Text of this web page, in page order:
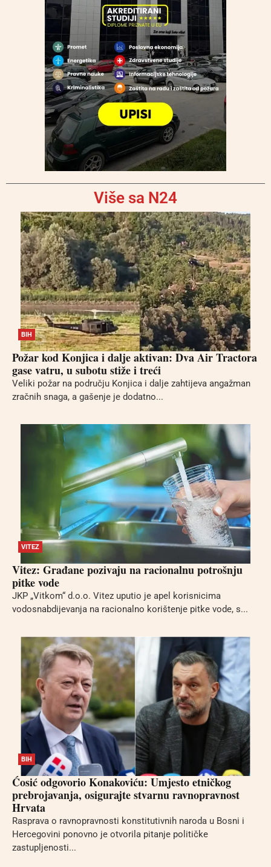
Više sa N24
BIH
Požar kod Konjica i dalje aktivan: Dva Air Tractora
gase vatru, u subotu stiže i treći
Veliki požar na području Konjica i dalje zahtijeva angažman
zračnih snaga, a gašenje je dodatno...
VITEZ
Vitez: Građane pozivaju na racionalnu potrošnju
pitke vode
JKP „Vitkom“ d.o.o. Vitez uputio je apel korisnicima
vodosnabdijevanja na racionalno korištenje pitke vode, s...
BIH
Ćosić odgovorio Konakoviću: Umjesto etničkog
prebrojavanja, osigurajte stvarnu ravnopravnost
Hrvata
Rasprava o ravnopravnosti konstitutivnih naroda u Bosni i
Hercegovini ponovno je otvorila pitanje političke
zastupljenosti...